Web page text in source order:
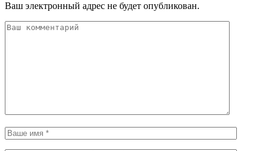
Ваш электронный адрес не будет опубликован.